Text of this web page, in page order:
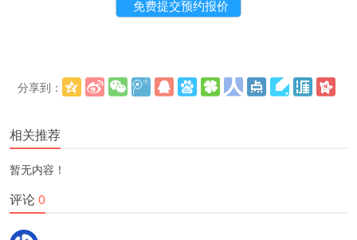
分享到：
相关推荐
暂无内容！
评论0